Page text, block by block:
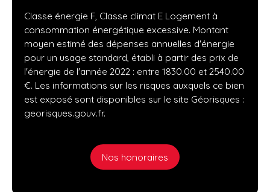
Classe énergie F, Classe climat E Logement à
consommation énergétique excessive. Montant
moyen estimé des dépenses annuelles d'énergie
pour un usage standard, établi à partir des prix de
l'énergie de l'année 2022 : entre 1830.00 et 2540.00
€. Les informations sur les risques auxquels ce bien
est exposé sont disponibles sur le site Géorisques :
georisques.gouv.fr.
Nos honoraires